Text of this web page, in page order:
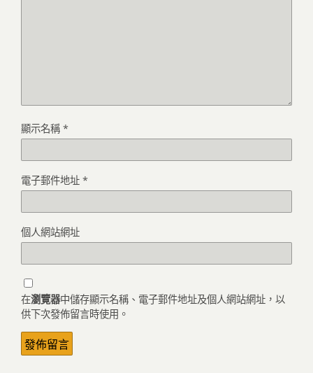
顯示名稱 *
電子郵件地址 *
個人網站網址
在瀏覽器中儲存顯示名稱、電子郵件地址及個人網站網址，以
供下次發佈留言時使用。